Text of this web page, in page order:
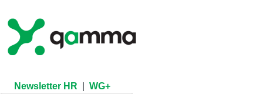
content
Newsletter HR WG+